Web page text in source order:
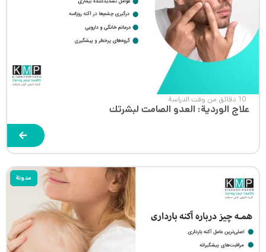
10 دقائق من وقت الدراسة
علاج الوردية: العدو الصامت لبشرتك
مدونة